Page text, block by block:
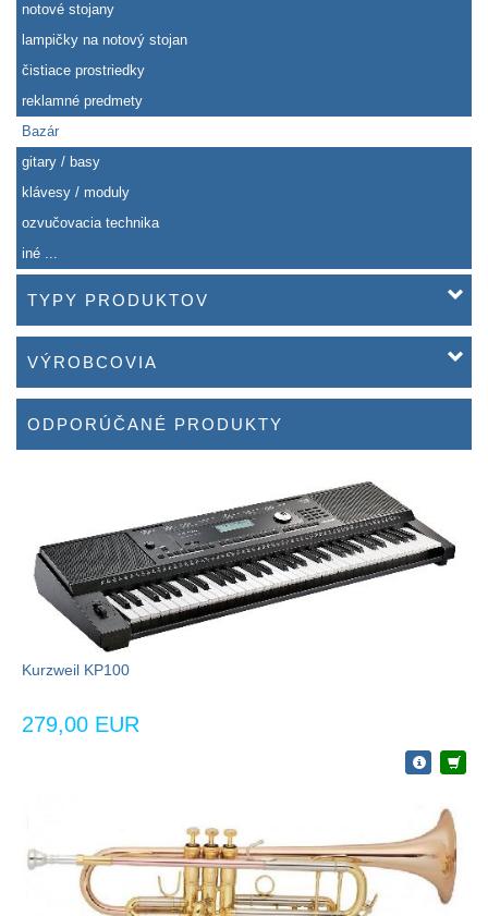
notové stojany
lampičky na notový stojan
čistiace prostriedky
reklamné predmety
Bazár
gitary / basy
klávesy / moduly
ozvučovacia technika
iné ...
TYPY PRODUKTOV
VÝROBCOVIA
ODPORÚČANÉ PRODUKTY
Kurzweil KP100
279,00 EUR